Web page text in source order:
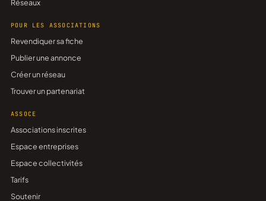
Réseaux
POUR LES ASSOCIATIONS
Revendiquer sa fiche
Publier une annonce
Créer un réseau
Trouver un partenariat
ASSOCE
Associations inscrites
Espace entreprises
Espace collectivités
Tarifs
Soutenir